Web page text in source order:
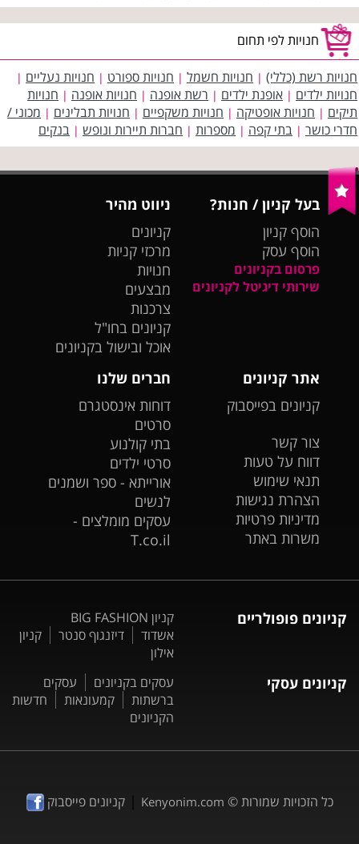
חנויות לפי תחום
חנויות רשת (כללי) | חנויות חשמל | חנויות ספורט | חנויות נעליים |
חנויות ילדים | אופנת ילדים | רשת אופנה | חנויות אופנה | חנויות
תיקים | חנויות אופטיקה | חנויות משקפיים | חנויות תבלינים | מכוני /
חדרי כושר | בתי קפה | מספרות | חברות תיירות ונופש | בנקים
בעל קניון / חנות?
הוסף קניון
הוסף עסק
פרסום בקניונים
שירותי דיגיטל לקניונים
ניווט מהיר
קניונים
מרכזי קניות
חנויות
מבצעים
צרכנות
קניונים בחו"ל
אוכל ובישול בקניונים
אתר קניונים
קניונים בפייסבוק
צור קשר
דווח על טעות
תנאי שימוש
הצהרת נגישות
מדיניות פרטיות
משרות באתר
חברים שלנו
דוחות אינסטגרם
סרטים
בתי קולנוע
סרטי ילדים
אורייתא - ספר ושמנים
לנשים
עסקים מומלצים -
T.co.il
קניונים פופולריים
קניון BIG FASHION
אשדוד
דיזנגוף סנטר
קניון
אילון
קניונים עסקי עסקים בקניונים
עסקים
ברשתות
קמעונאות
חדשות
הקניונים
כל הזכויות שמורות © Kenyonim.com
|קניונים פייסבוק